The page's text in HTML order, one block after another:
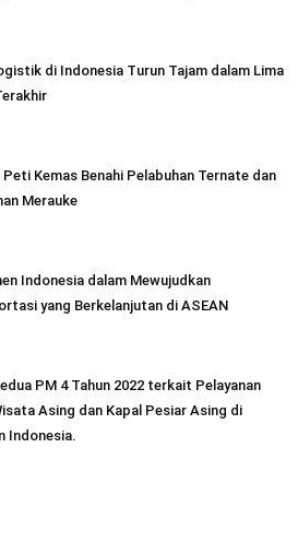
di Indonesia Turun Tajam dalam Lima
Kemas Benahi Pelabuhan Ternate dan
Merauke
Indonesia dalam Mewujudkan
yang Berkelanjutan di ASEAN
PM 4 Tahun 2022 terkait Pelayanan
Asing dan Kapal Pesiar Asing di
Indonesia.